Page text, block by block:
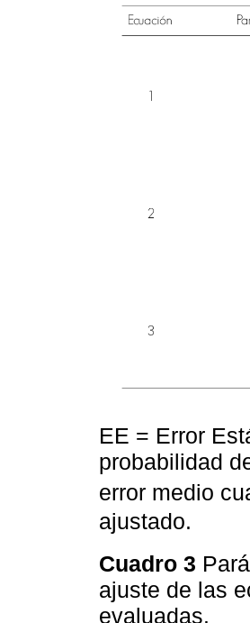
EE = Error
probabilidad
error medio
ajustado.
Cuadro 3
ajuste de las
evaluadas.